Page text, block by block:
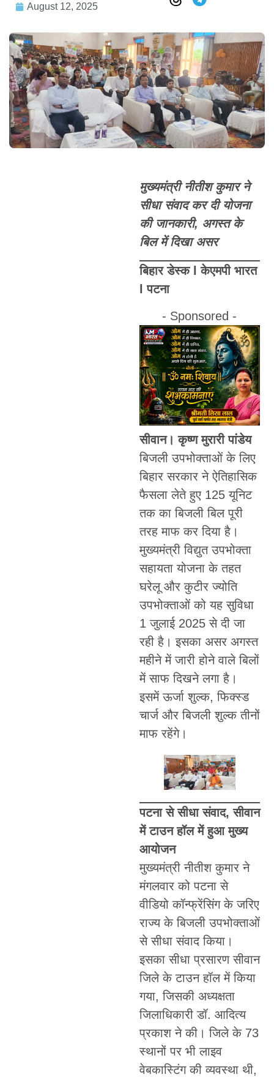
August 12, 2025
मुख्यमंत्री नीतीश कुमार ने
सीधा संवाद कर दी योजना
की जानकारी, अगस्त के
बिल में दिखा असर
बिहार डेस्क l केएमपी भारत
l पटना
- Sponsored -
सीवान। कृष्ण मुरारी पांडेय
बिजली उपभोक्ताओं के लिए
बिहार सरकार ने ऐतिहासिक
फैसला लेते हुए 125 यूनिट
तक का बिजली बिल पूरी
तरह माफ कर दिया है।
मुख्यमंत्री विद्युत उपभोक्ता
सहायता योजना के तहत
घरेलू और कुटीर ज्योति
उपभोक्ताओं को यह सुविधा
1 जुलाई 2025 से दी जा
रही है। इसका असर अगस्त
महीने में जारी होने वाले बिलों
में साफ दिखने लगा है।
इसमें ऊर्जा शुल्क, फिक्स्ड
चार्ज और बिजली शुल्क तीनों
माफ रहेंगे।
पटना से सीधा संवाद, सीवान
में टाउन हॉल में हुआ मुख्य
आयोजन
मुख्यमंत्री नीतीश कुमार ने
मंगलवार को पटना से
वीडियो कॉन्फ्रेंसिंग के जरिए
राज्य के बिजली उपभोक्ताओं
से सीधा संवाद किया।
इसका सीधा प्रसारण सीवान
जिले के टाउन हॉल में किया
गया, जिसकी अध्यक्षता
जिलाधिकारी डॉ. आदित्य
प्रकाश ने की। जिले के 73
स्थानों पर भी लाइव
वेबकास्टिंग की व्यवस्था थी,